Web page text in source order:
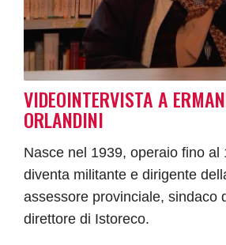
VIDEOINTERVISTA A
ORLANDINI
Nasce nel 1939, operaio fino al
diventa militante e dirigente
assessore provinciale, sindaco
direttore di Istoreco.